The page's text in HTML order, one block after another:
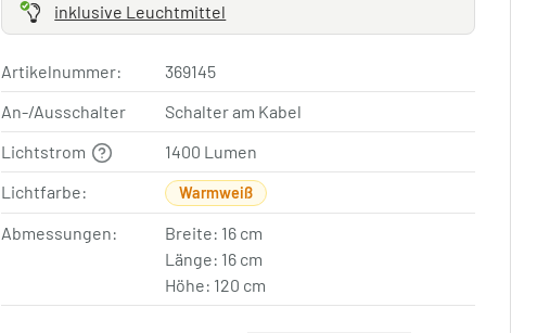
inklusive Leuchtmittel
Artikelnummer:
369145
An-/Ausschalter
Schalter am Kabel
Lichtstrom
1400 Lumen
Lichtfarbe:
Warmweiß
Abmessungen:
Breite: 16 cm
Länge: 16 cm
Höhe: 120 cm